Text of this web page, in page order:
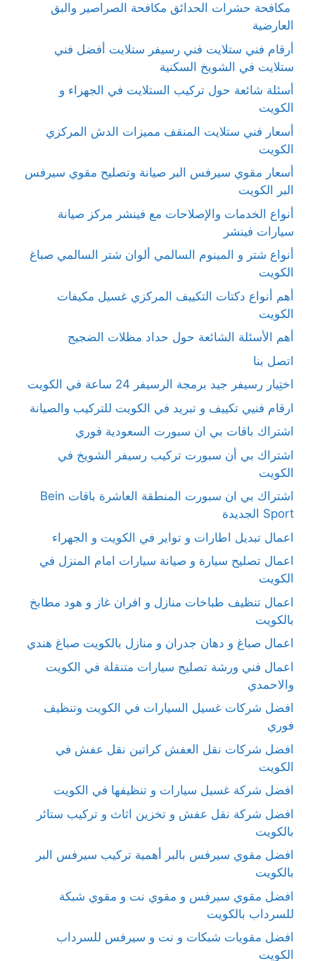
مكافحة حشرات الحدائق مكافحة الصراصير والبق
العارضية
أرقام فني ستلايت فني رسيفر ستلايت أفضل فني
ستلايت في الشويخ السكنية
أسئلة شائعة حول تركيب الستلايت في الجهراء و
الكويت
أسعار فني ستلايت المنقف مميزات الدش المركزي
الكويت
أسعار مقوي سيرفس البر صيانة وتصليح مقوي سيرفس
البر الكويت
أنواع الخدمات والإصلاحات مع فينشر مركز صيانة
سيارات فينشر
أنواع شتر و المينوم السالمي ألوان شتر السالمي صباغ
الكويت
أهم أنواع دكتات التكييف المركزي غسيل مكيفات
الكويت
أهم الأسئلة الشائعة حول حداد مظلات الضجيج
اتصل بنا
اختِيار رسيفر جيد برمجة الرسيفر 24 ساعة في الكويت
ارقام فنيي تكييف و تبريد في الكويت للتركيب والصيانة
اشتراك باقات بي ان سبورت السعودية فوري
اشتراك بي أن سبورت تركيب رسيفر الشويخ في
الكويت
اشتراك بي ان سبورت المنطقة العاشرة باقات Bein
Sport الجديدة
اعمال تبديل اطارات و تواير في الكويت و الجهراء
اعمال تصليح سيارة و صيانة سيارات امام المنزل في
الكويت
اعمال تنظيف طباخات منازل و افران غاز و هود مطابخ
بالكويت
اعمال صباغ و دهان جدران و منازل بالكويت صباغ هندي
اعمال فني ورشة تصليح سيارات متنقلة في الكويت
والاحمدي
افضل شركات غسيل السيارات في الكويت وتنظيف
فوري
افضل شركات نقل العفش كراتين نقل عفش في
الكويت
افضل شركة غسيل سيارات و تنظيفها في الكويت
افضل شركة نقل عفش و تخزين اثاث و تركيب ستائر
بالكويت
افضل مقوي سيرفس بالبر أهمية تركيب سيرفس البر
بالكويت
افضل مقوي سيرفس و مقوي نت و مقوي شبكة
للسرداب بالكويت
افضل مقويات شبكات و نت و سيرفس للسرداب
الكويت